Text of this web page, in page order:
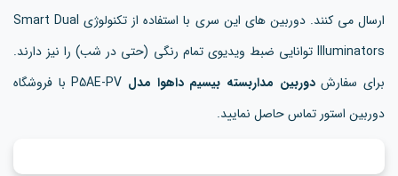
ارسال می کنند. دوربین های این سری با استفاده از تکنولوژی Smart Dual
Illuminators توانایی ضبط ویدیوی تمام رنگی (حتی در شب) را نیز دارند.
برای سفارشدوربین مداربسته بیسیم داهوا مدل
P5AE-PV با فروشگاه
دوربین استور تماس حاصل نمایید.